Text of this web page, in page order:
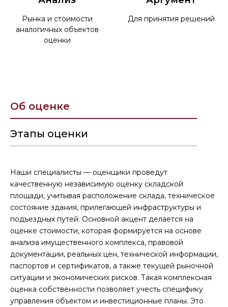
Рынка и стоимости
аналогичных объектов
оценки
Для принятия решений
Об оценке
Этапы оценки
Наши специалисты — оценщики проведут
качественную независимую оценку складской
площади, учитывая расположение склада, техническое
состояние здания, прилегающей инфраструктуры и
подъездных путей. Основной акцент делается на
оценке стоимости, которая формируется на основе
анализа имущественного комплекса, правовой
документации, реальных цен, технической информации,
паспортов и сертификатов, а также текущей рыночной
ситуации и экономических рисков. Такая комплексная
оценка собственности позволяет учесть специфику
управления объектом и инвестиционные планы. Это